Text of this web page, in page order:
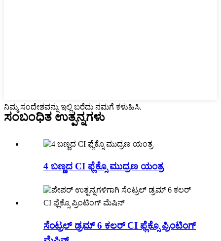
ನಿಮ್ಮ ಸಂದೇಶವನ್ನು ಇಲ್ಲಿ ಬರೆದು ನಮಗೆ ಕಳುಹಿಸಿ.
ಸಂಬಂಧಿತ ಉತ್ಪನ್ನಗಳು
4 ಬಣ್ಣದ CI ಫ್ಲೆಕ್ಸೊ ಮುದ್ರಣ ಯಂತ್ರ
ಸೆಂಟ್ರಲ್ ಡ್ರಮ್ 6 ಕಲರ್ CI ಫ್ಲೆಕ್ಸೊ ಪ್ರಿಂಟಿಂಗ್